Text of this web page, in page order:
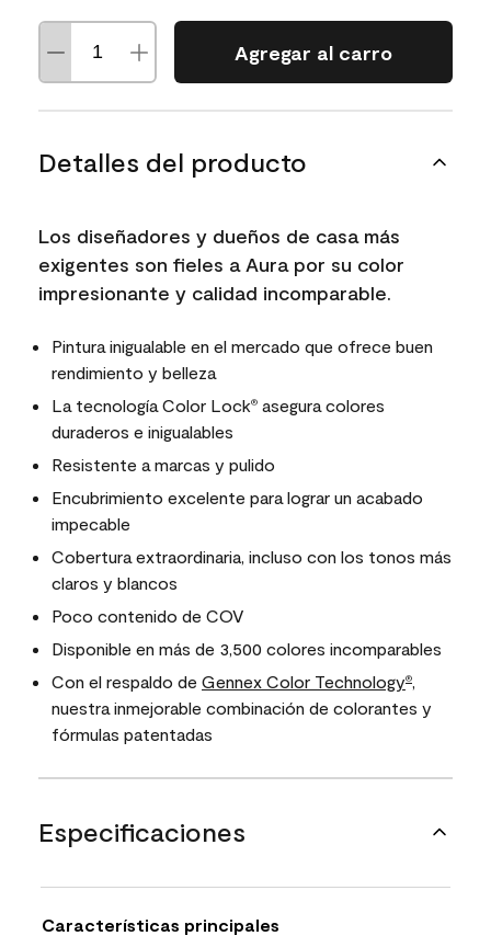
Agregar al carro
Detalles del producto
Los diseñadores y dueños de casa más
exigentes son fieles a Aura por su color
impresionante y calidad incomparable.
Pintura inigualable en el mercado que ofrece buen
rendimiento y belleza
La tecnología Color Lock® asegura colores
duraderos e inigualables
Resistente a marcas y pulido
Encubrimiento excelente para lograr un acabado
impecable
Cobertura extraordinaria, incluso con los tonos más
claros y blancos
Poco contenido de COV
Disponible en más de 3,500 colores incomparables
Con el respaldo de Gennex Color Technology®,
nuestra inmejorable combinación de colorantes y
fórmulas patentadas
Especificaciones
Características principales